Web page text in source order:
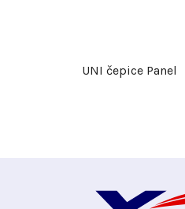
UNI čepice Panel